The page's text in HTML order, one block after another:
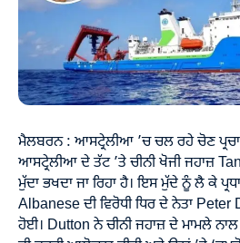
ਮੈਲਬਰਨ : ਆਸਟ੍ਰੇਲੀਆ ’ਚ ਚਲ ਰਹੇ ਚੋਣ
ਆਸਟ੍ਰੇਲੀਆ ਦੇ ਤੱਟ ’ਤੇ ਚੀਨੀ ਖੋਜੀ ਜਹਾਜ਼
ਮੁੱਦਾ ਭਖਦਾ ਜਾ ਰਿਹਾ ਹੈ। ਇਸ ਮੁੱਦੇ ਨੂੰ ਲੈ ਕੇ
Albanese ਦੀ ਵਿਰੋਧੀ ਧਿਰ ਦੇ ਨੇਤਾ Peter
ਹੋਈ। Dutton ਨੇ ਚੀਨੀ ਜਹਾਜ਼ ਦੇ ਮਾਮਲੇ